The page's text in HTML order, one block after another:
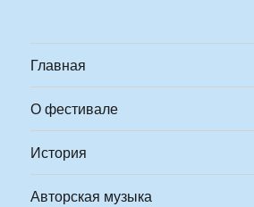
Главная
О фестивале
История
Авторская музыка